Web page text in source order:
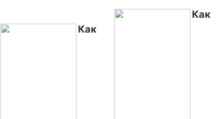
Как
Как